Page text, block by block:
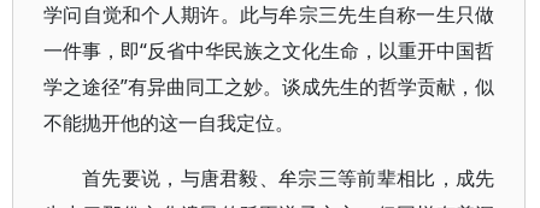
学问自觉和个人期许。此与牟宗三先生自称一生只做
一件事，即“反省中华民族之文化生命，以重开中国哲
学之途径”有异曲同工之妙。谈成先生的哲学贡献，似
不能抛开他的这一自我定位。
首先要说，与唐君毅、牟宗三等前辈相比，成先